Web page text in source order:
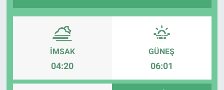
İMSAK
04:20
GÜNEŞ
06:01